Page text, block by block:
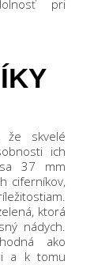
pri
že skvelé
ich
37 mm
ciferníkov,
ktorá
nádych.
ako
a k tomu